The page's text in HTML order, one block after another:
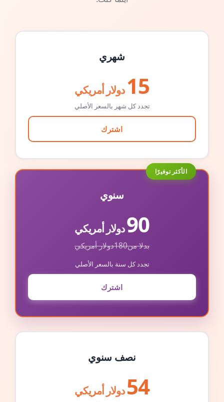
شهري
15 دولار أمريكي
تجدد كل شهر بالسعر الأصلي
اشترك
الأكثر توفيرًا
سنوي
90دولار أمريكي
بدلا من180دولار أمريكي
تجدد كل سنة بالسعر الأصلي
اشترك
نصف سنوي
54 دولار أمريكي